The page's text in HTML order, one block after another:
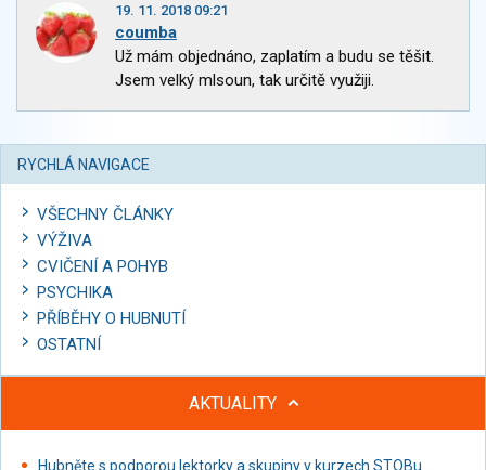
19. 11. 2018 09:21
coumba
Už mám objednáno, zaplatím a budu se těšit.
Jsem velký mlsoun, tak určitě využiji.
RYCHLÁ NAVIGACE
VŠECHNY ČLÁNKY
VÝŽIVA
CVIČENÍ A POHYB
PSYCHIKA
PŘÍBĚHY O HUBNUTÍ
OSTATNÍ
AKTUALITY
Hubněte s podporou lektorky a skupiny v kurzech STOBu